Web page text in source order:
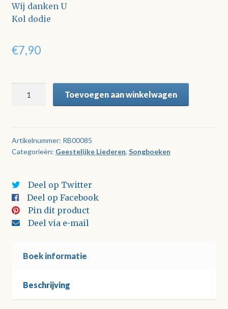
Wij danken U
Kol dodie
€7,90
Spelen
aantal
Toevoegen aan winkelwagen
Artikelnummer: RB00085
Categorieën: Geestelijke Liederen, Songboeken
Deel op Twitter
Deel op Facebook
Pin dit product
Deel via e-mail
Boek informatie
Beschrijving